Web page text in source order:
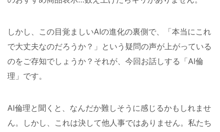
しかし、この目覚ましいAIの進化の裏側で、「本当にこれ
で大丈夫なのだろうか？」という疑問の声が上がっている
のをご存知でしょうか？それが、今回お話しする「AI倫
理」です。
AI倫理と聞くと、なんだか難しそうに感じるかもしれませ
ん。しかし、これは決して他人事ではありません。私たち